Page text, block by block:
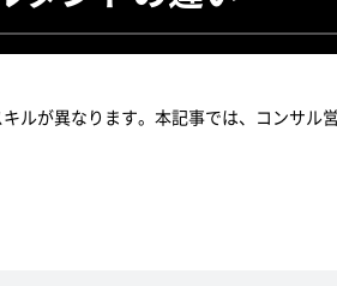
ルが異なります。本記事では、コンサル